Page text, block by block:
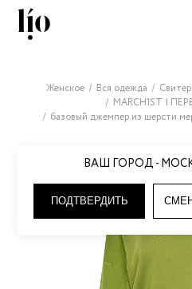
ВАШ ГОРОД -
ПОДТВЕРДИТЬ
Женское Вся одежда
MARCH1ST |
базовый джемпер из шерсти